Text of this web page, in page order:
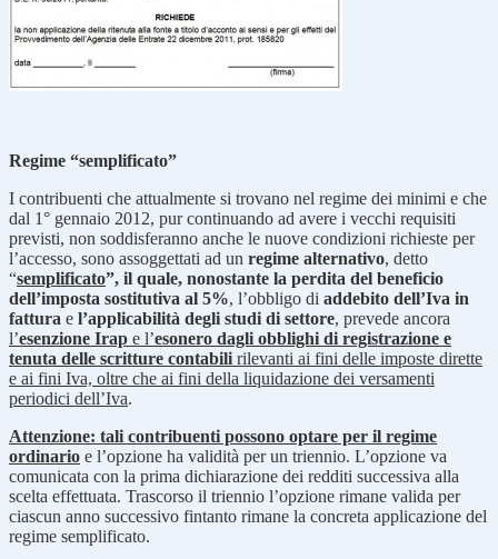
Regime “semplificato”
I contribuenti che attualmente si trovano nel regime dei minimi e che
dal 1° gennaio 2012, pur continuando ad avere i vecchi requisiti
previsti, non soddisferanno anche le nuove condizioni richieste per
l’accesso, sono assoggettati ad un regime alternativo, detto
“semplificato”, il quale, nonostante la perdita del beneficio
dell’imposta sostitutiva al 5%, l’obbligo di addebito dell’Iva in
fattura e l’applicabilità degli studi di settore, prevede ancora
l’esenzione Irap e l’esonero dagli obblighi di registrazione e
tenuta delle scritture contabili rilevanti ai fini delle imposte dirette
e ai fini Iva, oltre che ai fini della liquidazione dei versamenti
periodici dell’Iva.
Attenzione: tali contribuenti possono optare per il regime
ordinario e l’opzione ha validità per un triennio. L’opzione va
comunicata con la prima dichiarazione dei redditi successiva alla
scelta effettuata. Trascorso il triennio l’opzione rimane valida per
ciascun anno successivo fintanto rimane la concreta applicazione del
regime semplificato.